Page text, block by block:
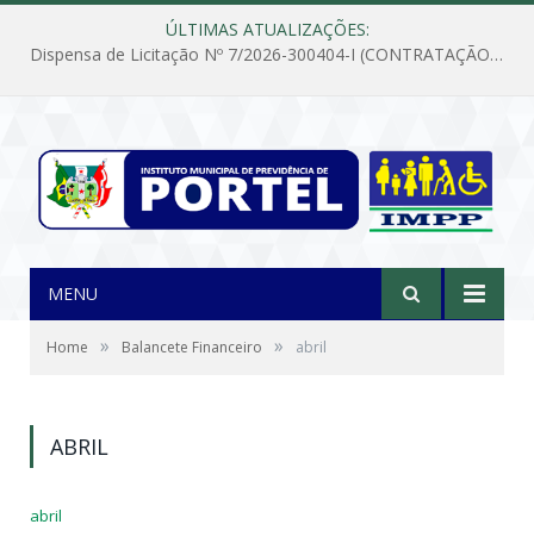
ÚLTIMAS ATUALIZAÇÕES:
Dispensa de Licitação Nº 7/2026-300404-I (CONTRATAÇÃO DE EMPRESA PARA MANUTENÇÃO E REPARAÇÃO DE APARELHOS DE AR CONDICIONADO, EM ATENDIMENTO ÀS NECESSIDADES DO INSTITUTO DE PREVIDÊNCIA MUNICIPAL DE PORTEL/PA)
MENU
Home » Balancete Financeiro » abril
ABRIL
abril